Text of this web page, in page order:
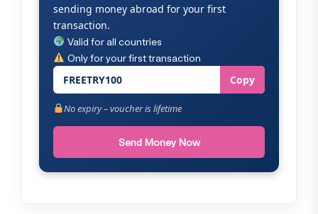
sending money abroad for your first
transaction.
Valid for all countries
Only for your first transaction
FREETRY100 Copy
No expiry – voucher is lifetime
Send Money Now